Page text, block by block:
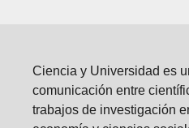
Ciencia y Universidad es
comunicación entre
trabajos de investigación